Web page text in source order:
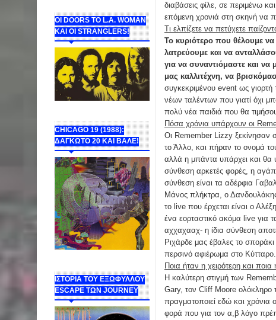
ΟΙ DOORS ΤΟ L.A. WOMAN
KAI OI STRANGLERS!
CHICAGO 19 (1988):
ΔΑΓΚΩΤΟ 20 ΚΑΙ ΒΑΛΕ!
ΙΣΤΟΡΙΑ ΤΟΥ ΕΞΩΦΥΛΛΟΥ
ESCAPE ΤΩΝ JOURNEY
διαβάσεις φίλε, σε περιμένω
επόμενη χρονιά στη σκηνή να
Τι ελπίζετε να πετύχετε
Το κυριότερο που θέλουμε
λατρεύουμε και να
για να συναντιόμαστε και
μας καλλιτέχνη, να
συγκεκριμένου event ως
νέων ταλέντων που γιατί όχι
πολύ νέα παιδιά που θα
Πόσα χρόνια υπάρχουν οι
Οι Remember Lizzy ξεκίνησαν
το Άλλο, και πήραν το ονομά
αλλά η μπάντα υπάρχει και θα
σύνθεση αρκετές φορές, η
σύνθεση είναι τα αδέρφια
Μάνος πλήκτρα, ο
το live που έρχεται είναι ο
ένα εορταστικό ακόμα live για
αχχαχααχ- η ίδια σύνθεση
Ριχάρδε μας έβαλες το
περσινό αφιέρωμα στο Κύτταρο.
Ποια ήταν η χειρότερη και
Η καλύτερη στιγμή των
Gary, τον Cliff Moore
πραγματοποιεί εδώ και χρόνια
φορά που για τον α,β λόγο